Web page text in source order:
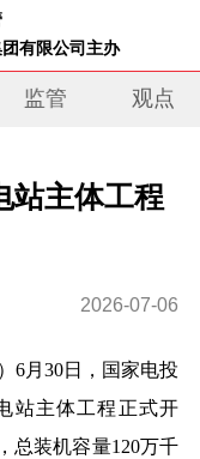
团有限公司主办
监管 观点
站主体工程
2026-07-06
6月30日， 国家电投
站主体工程正式开
总装机容量120万千